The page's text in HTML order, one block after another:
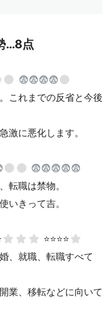
…8点
😨😨😨😨
これまでの反省と今後
激に悪化します。
😨😨😨😨😨
転職は禁物。
いきって吉。
⭐⭐⭐⭐
、就職、転職すべて
業、移転などに向いて